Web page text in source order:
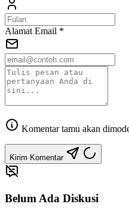
Alamat Email *
Komentar tamu akan
Kirim Komentar
Belum Ada Diskusi